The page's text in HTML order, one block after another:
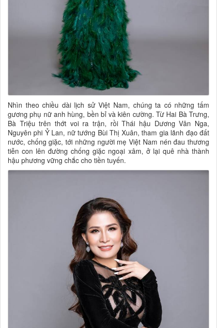
Nhìn theo chiều dài lịch sử Việt Nam, chúng ta có những tấm
gương phụ nữ anh hùng, bền bỉ và kiên cường. Từ Hai Bà Trưng,
Bà Triệu trên thớt voi ra trận, rồi Thái hậu Dương Vân Nga,
Nguyên phi Ỷ Lan, nữ tướng Bùi Thị Xuân, tham gia lãnh đạo đất
nước, chống giặc, tới những người mẹ Việt Nam nén đau thương
tiễn con lên đường chống giặc ngoại xâm, ở lại quê nhà thành
hậu phương vững chắc cho tiền tuyến.